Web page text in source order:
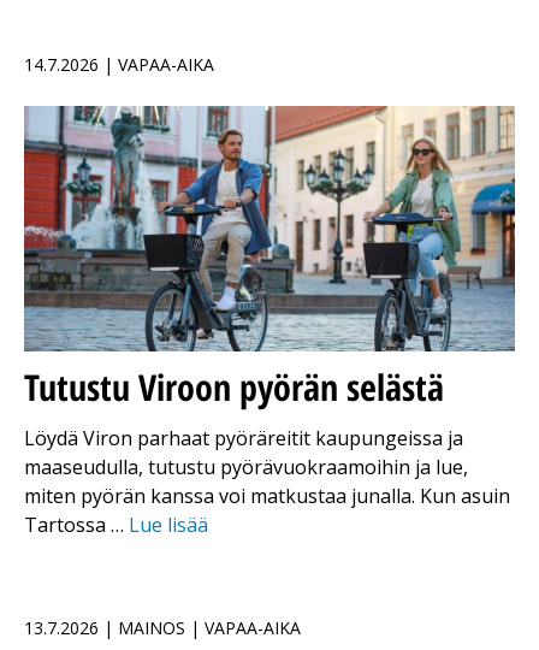
14.7.2026 | VAPAA-AIKA
Tutustu Viroon pyörän selästä
Löydä Viron parhaat pyöräreitit kaupungeissa ja
maaseudulla, tutustu pyörävuokraamoihin ja lue,
miten pyörän kanssa voi matkustaa junalla. Kun asuin
Tartossa … Lue lisää
13.7.2026 | MAINOS | VAPAA-AIKA